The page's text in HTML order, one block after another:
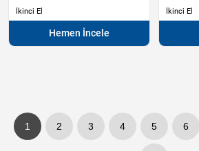
İkinci El
Hemen İncele
İkinci El
1 2 3 4 5 6